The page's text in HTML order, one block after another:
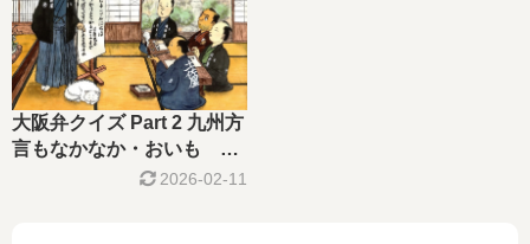
大阪弁クイズ Part 2 九州方
言もなかなか・おいも ー
2026-02-11